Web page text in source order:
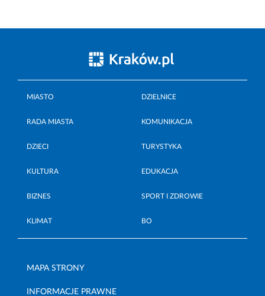
MIASTO DZIELNICE
RADA MIASTA KOMUNIKACJA
DZIECI TURYSTYKA
KULTURA EDUKACJA
BIZNES SPORT I ZDROWIE
KLIMAT BO
MAPA STRONY
INFORMACJE PRAWNE